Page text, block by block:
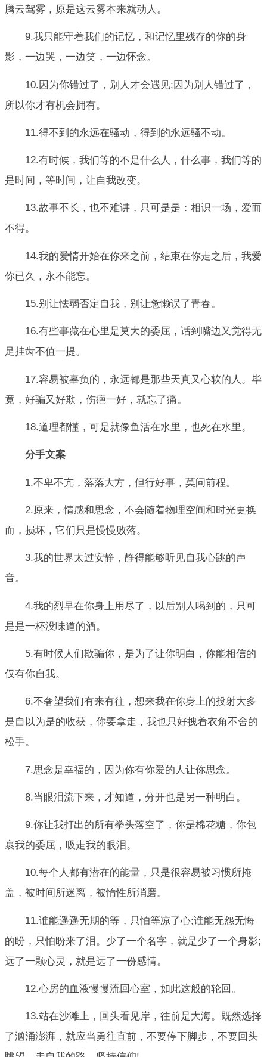
腾云驾雾，原是这云雾本来就动人。
9.我只能守着我们的记忆，和记忆里残存的你的身
影，一边哭，一边笑，一边怀念。
10.因为你错过了，别人才会遇见;因为别人错过了，
所以你才有机会拥有。
11.得不到的永远在骚动，得到的永远骚不动。
12.有时候，我们等的不是什么人，什么事，我们等的
是时间，等时间，让自我改变。
13.故事不长，也不难讲，只可是是：相识一场，爱而
不得。
14.我的爱情开始在你来之前，结束在你走之后，我爱
你已久，永不能忘。
15.别让怯弱否定自我，别让惫懒误了青春。
16.有些事藏在心里是莫大的委屈，话到嘴边又觉得无
足挂齿不值一提。
17.容易被辜负的，永远都是那些天真又心软的人。毕
竟，好骗又好欺，伤疤一好，就忘了痛。
18.道理都懂，可是就像鱼活在水里，也死在水里。
分手文案
1.不卑不亢，落落大方，但行好事，莫问前程。
2.原来，情感和思念，不会随着物理空间和时光更换
而，损坏，它们只是慢慢败落。
3.我的世界太过安静，静得能够听见自我心跳的声
音。
4.我的烈早在你身上用尽了，以后别人喝到的，只可
是是一杯没味道的酒。
5.有时候人们欺骗你，是为了让你明白，你能相信的
仅有你自我。
6.不奢望我们有来有往，想来我在你身上的投射大多
是自以为是的收获，你要拿走，我也只好拽着衣角不舍的
松手。
7.思念是幸福的，因为你有你爱的人让你思念。
8.当眼泪流下来，才知道，分开也是另一种明白。
9.你让我打出的所有拳头落空了，你是棉花糖，你包
裹我的委屈，吸走我的眼泪。
10.每个人都有潜在的能量，只是很容易被习惯所掩
盖，被时间所迷离，被惰性所消磨。
11.谁能遥遥无期的等，只怕等凉了心;谁能无怨无悔
的盼，只怕盼来了泪。少了一个名字，就是少了一个身影;
远了一颗心灵，就是远了一份感情。
12.心房的血液慢慢流回心室，如此这般的轮回。
13.站在沙滩上，回头看见岸，往前是大海。既然选择
了汹涌澎湃，就应当勇往直前，不要停下脚步，不要回头